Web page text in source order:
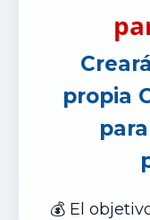
propia
💰 El